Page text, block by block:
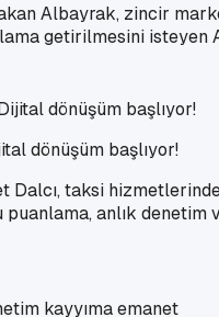
Albayrak, zincir
getirilmesini isteyen
dönüşüm başlıyor!
Dalcı, taksi
anlık